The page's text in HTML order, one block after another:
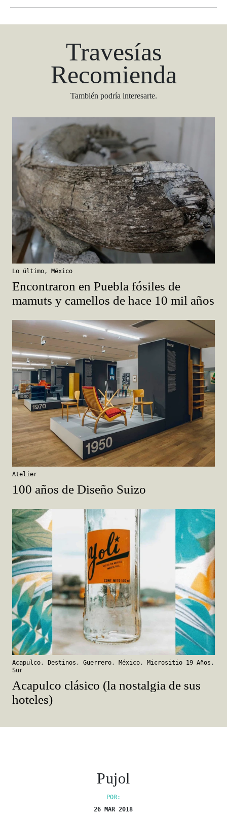
Travesías
Recomienda
También podría interesarte.
Lo último, México
Encontraron en Puebla fósiles de
mamuts y camellos de hace 10 mil años
Atelier
100 años de Diseño Suizo
Acapulco, Destinos , Guerrero, México, Micrositio 19 Años ,
Sur
Acapulco clásico (la nostalgia de sus
hoteles)
Pujol
POR:
26 MAR 2018